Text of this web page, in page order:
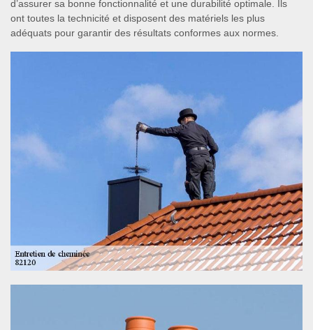
d’assurer sa bonne fonctionnalité et une durabilité optimale. Ils
ont toutes la technicité et disposent des matériels les plus
adéquats pour garantir des résultats conformes aux normes.